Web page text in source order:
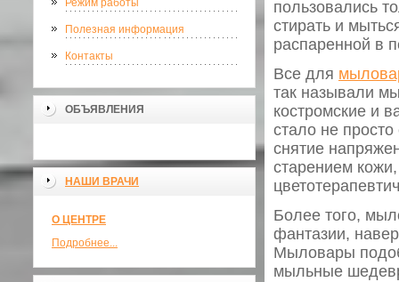
Режим работы
Полезная информация
Контакты
ОБЪЯВЛЕНИЯ
НАШИ ВРАЧИ
О ЦЕНТРЕ
Подробнее...
пользовались
стирать и
распаренной в
Все для
так называли
костромские и
стало не
снятие
старением
Более того,
фантазии,
Мыловары
мыльные